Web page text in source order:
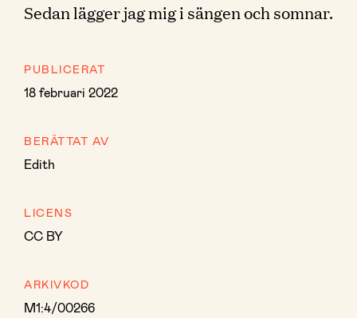
Sedan lägger jag mig i sängen och somnar.
PUBLICERAT
18 februari 2022
BERÄTTAT AV
Edith
LICENS
CC BY
ARKIVKOD
M1:4/00266